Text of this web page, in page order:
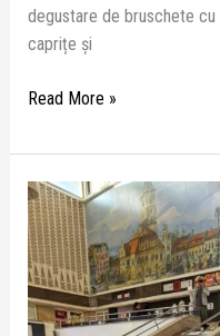
degustare de bruschete
caprițe și
Read More »
Grădinița
cu
Program
Prelungit